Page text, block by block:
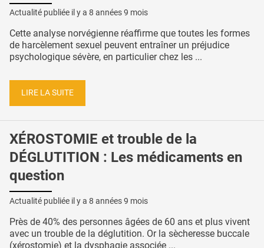
Actualité publiée il y a 8 années 9 mois
Cette analyse norvégienne réaffirme que toutes les formes
de harcèlement sexuel peuvent entraîner un préjudice
psychologique sévère, en particulier chez les ...
LIRE LA SUITE
XÉROSTOMIE et trouble de la
DÉGLUTITION : Les médicaments en
question
Actualité publiée il y a 8 années 9 mois
Près de 40% des personnes âgées de 60 ans et plus vivent
avec un trouble de la déglutition. Or la sècheresse buccale
(xérostomie) et la dysphagie associée ...